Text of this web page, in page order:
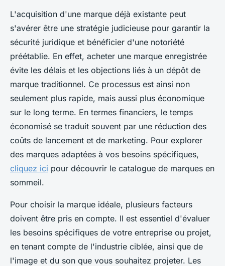
L'acquisition d'une marque déjà existante peut
s'avérer être une stratégie judicieuse pour garantir la
sécurité juridique et bénéficier d'une notoriété
préétablie. En effet, acheter une marque enregistrée
évite les délais et les objections liés à un dépôt de
marque traditionnel. Ce processus est ainsi non
seulement plus rapide, mais aussi plus économique
sur le long terme. En termes financiers, le temps
économisé se traduit souvent par une réduction des
coûts de lancement et de marketing. Pour explorer
des marques adaptées à vos besoins spécifiques,
cliquez ici pour découvrir le catalogue de marques en
sommeil.
Pour choisir la marque idéale, plusieurs facteurs
doivent être pris en compte. Il est essentiel d'évaluer
les besoins spécifiques de votre entreprise ou projet,
en tenant compte de l'industrie ciblée, ainsi que de
l'image et du son que vous souhaitez projeter. Les